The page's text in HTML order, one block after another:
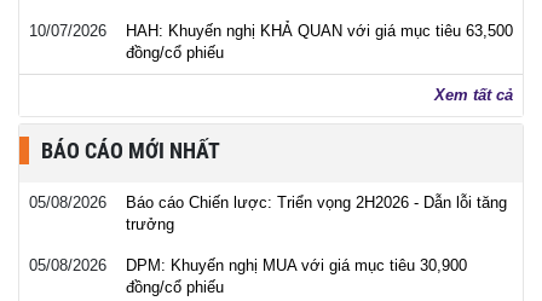
10/07/2026
HAH: Khuyến nghị KHẢ QUAN với giá mục tiêu 63,500
đồng/cổ phiếu
Xem tất cả
BÁO CÁO MỚI NHẤT
05/08/2026
Báo cáo Chiến lược: Triển vọng 2H2026 - Dẫn lỗi tăng
trưởng
05/08/2026
DPM: Khuyến nghị MUA với giá mục tiêu 30,900
đồng/cổ phiếu